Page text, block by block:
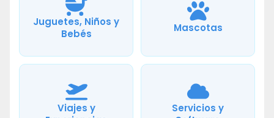
Juguetes, Niños y
Bebés
Mascotas
Viajes y
Servicios y